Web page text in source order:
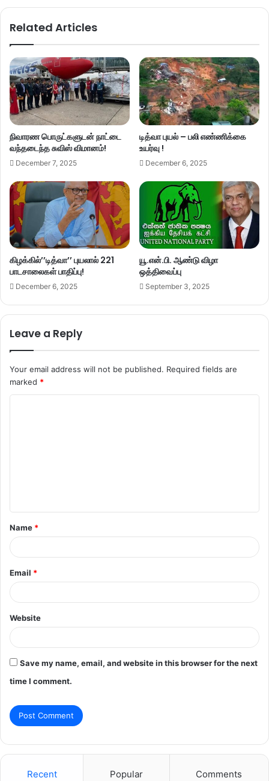
Related Articles
நிவாரண பொருட்களுடன் நாட்டை
வந்தடைந்த சுவிஸ் விமானம்!
December 7, 2025
டித்வா புயல் – பலி எண்ணிக்கை
உயர்வு !
December 6, 2025
கிழக்கில்’’டித்வா’’ புயலால் 221
பாடசாலைகள் பாதிப்பு!
December 6, 2025
யூ.என்.பி. ஆண்டு விழா
ஒத்திவைப்பு
September 3, 2025
Leave a Reply
Your email address will not be published. Required fields are
marked *
t
*
Name *
Email *
Website
Save my name, email, and website in this browser for the next
time I comment.
Recent Popular Comments